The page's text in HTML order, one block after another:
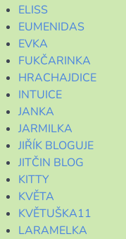
ELISS
EUMENIDAS
EVKA
FUKČARINKA
HRACHAJDICE
INTUICE
JANKA
JARMILKA
JIŘÍK BLOGUJE
JITČIN BLOG
KITTY
KVĚTA
KVĚTUŠKA11
LARAMELKA